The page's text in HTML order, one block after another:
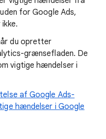
for Google Ads,
du opretter
grænsefladen. De
vigtige hændelser i
af Google Ads-
hændelser i Google